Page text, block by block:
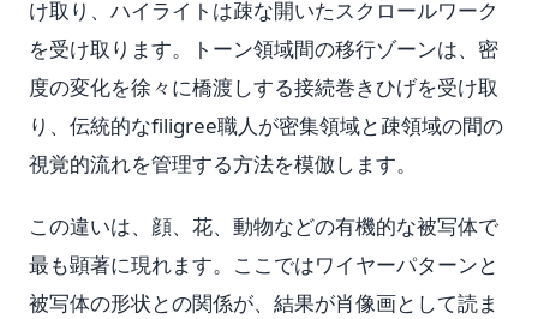
け取り、ハイライトは疎な開いたスクロールワーク
を受け取ります。トーン領域間の移行ゾーンは、密
度の変化を徐々に橋渡しする接続巻きひげを受け取
り、伝統的なfiligree職人が密集領域と疎領域の間の
視覚的流れを管理する方法を模倣します。
この違いは、顔、花、動物などの有機的な被写体で
最も顕著に現れます。ここではワイヤーパターンと
被写体の形状との関係が、結果が肖像画として読ま